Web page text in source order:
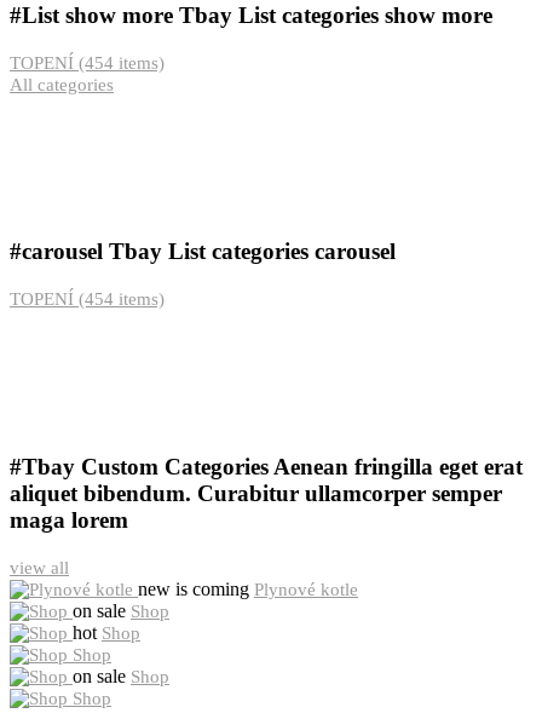
#List show more Tbay List categories show more
TOPENÍ (454 items)
All categories
#carousel Tbay List categories carousel
TOPENÍ (454 items)
#Tbay Custom Categories Aenean fringilla eget erat
aliquet bibendum. Curabitur ullamcorper semper
maga lorem
view all
new is coming Plynové kotle
on sale Shop
hot Shop
Shop
on sale Shop
Shop